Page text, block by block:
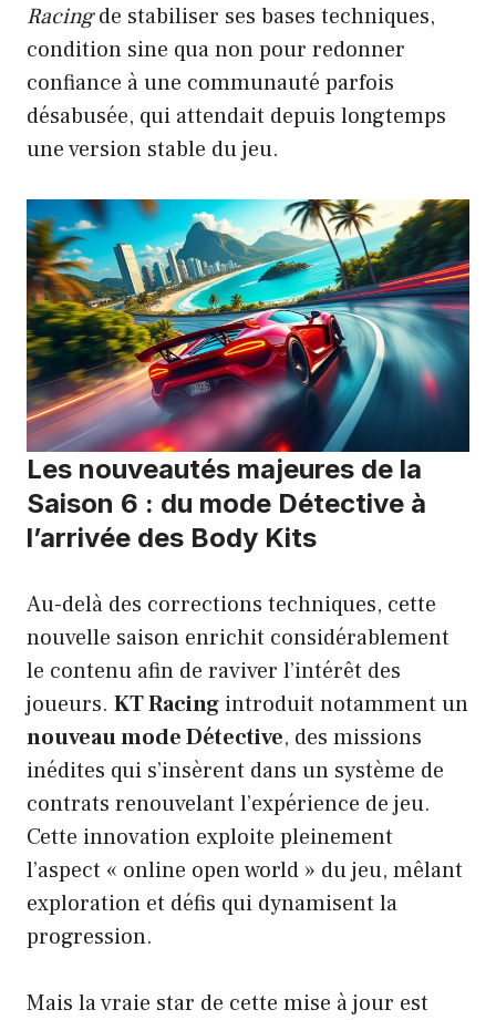
Racingde stabiliser ses bases techniques,
condition sine qua non pour redonner
confiance à une communauté parfois
désabusée, qui attendait depuis longtemps
une version stable du jeu.
Les nouveautés majeures de la
Saison 6 : du mode Détective à
l’arrivée des Body Kits
Au-delà des corrections techniques, cette
nouvelle saison enrichit considérablement
le contenu afin de raviver l’intérêt des
joueurs. KT Racing introduit notamment un
nouveau mode Détective, des missions
inédites qui s’insèrent dans un système de
contrats renouvelant l’expérience de jeu.
Cette innovation exploite pleinement
l’aspect « online open world » du jeu, mêlant
exploration et défis qui dynamisent la
progression.
Mais la vraie star de cette mise à jour est